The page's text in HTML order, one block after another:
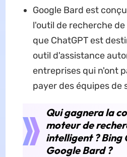
Google Bard est
l'outil de recherche de
que ChatGPT est
outil d'assistance
entreprises qui n'ont
payer des équipes de
Qui gagnera la
moteur de
intelligent ? Bing
Google Bard ?